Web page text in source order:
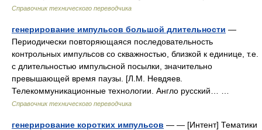
Справочник технического переводчика
генерирование импульсов большой длительности —
Периодически повторяющаяся последовательность
контрольных импульсов со скважностью, близкой к единице, т.е.
с длительностью импульсной посылки, значительно
превышающей время паузы. [Л.М. Невдяев.
Телекоммуникационные технологии. Англо русский… …
Справочник технического переводчика
генерирование коротких импульсов — — [Интент] Тематики